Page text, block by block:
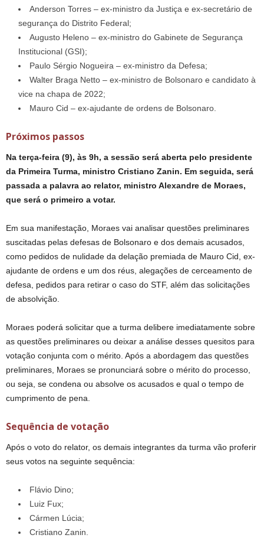
Anderson Torres – ex-ministro da Justiça e ex-secretário de
segurança do Distrito Federal;
Augusto Heleno – ex-ministro do Gabinete de Segurança
Institucional (GSI);
Paulo Sérgio Nogueira – ex-ministro da Defesa;
Walter Braga Netto – ex-ministro de Bolsonaro e candidato à
vice na chapa de 2022;
Mauro Cid – ex-ajudante de ordens de Bolsonaro.
Próximos passos
Na terça-feira (9), às 9h, a sessão será aberta pelo presidente
da Primeira Turma, ministro Cristiano Zanin. Em seguida, será
passada a palavra ao relator, ministro Alexandre de Moraes,
que será o primeiro a votar.
Em sua manifestação, Moraes vai analisar questões preliminares
suscitadas pelas defesas de Bolsonaro e dos demais acusados,
como pedidos de nulidade da delação premiada de Mauro Cid, ex-
ajudante de ordens e um dos réus, alegações de cerceamento de
defesa, pedidos para retirar o caso do STF, além das solicitações
de absolvição.
Moraes poderá solicitar que a turma delibere imediatamente sobre
as questões preliminares ou deixar a análise desses quesitos para
votação conjunta com o mérito. Após a abordagem das questões
preliminares, Moraes se pronunciará sobre o mérito do processo,
ou seja, se condena ou absolve os acusados e qual o tempo de
cumprimento de pena.
Sequência de votação
Após o voto do relator, os demais integrantes da turma vão proferir
seus votos na seguinte sequência:
Flávio Dino;
Luiz Fux;
Cármen Lúcia;
Cristiano Zanin.